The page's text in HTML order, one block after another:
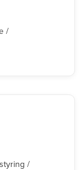
/
/